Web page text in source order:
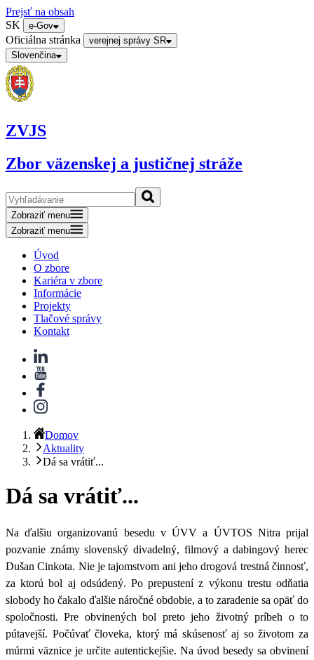
Prejsť na obsah
SK
e-Gov
Oficiálna stránka
verejnej správy SR
Slovenčina
ZVJS
Zbor väzenskej a justičnej stráže
Zobraziť menu
Zobraziť menu
Úvod
O zbore
Kariéra v zbore
Informácie
Projekty
Tlačové správy
Kontakt
Domov
Aktuality
Dá sa vrátiť...
Dá sa vrátiť...
Na ďalšiu organizovanú besedu v ÚVV a ÚVTOS Nitra prijal
pozvanie známy slovenský divadelný, filmový a dabingový herec
Dušan Cinkota. Nie je tajomstvom ani jeho drogová trestná činnosť,
za ktorú bol aj odsúdený. Po prepustení z výkonu trestu odňatia
slobody ho čakalo ďalšie náročné obdobie, a to zaradenie sa opäť do
spoločnosti. Pre obvinených bol preto jeho životný príbeh o to
pútavejší. Počúvať človeka, ktorý má skúsenosť aj so životom za
múrmi väznice je určite autentickejšie. Na úvod besedy sa obvinení